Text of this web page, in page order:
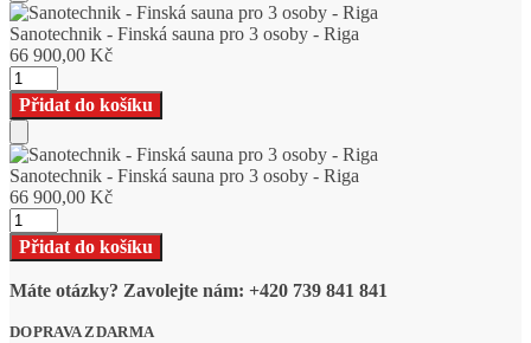
Add
to
Cart
Sanotechnik - Finská sauna pro 3 osoby - Riga
66 900,00 Kč
Sanotechnik
-
Finská
sauna
pro
3
osoby
Riga
množství
Přidat do košíku
Add
to
Cart
Sanotechnik - Finská sauna pro 3 osoby - Riga
66 900,00 Kč
Sanotechnik
-
Finská
sauna
pro
3
Přidat do košíku
Máte otázky? Zavolejte nám: +420 739 841 841
DOPRAVA ZDARMA